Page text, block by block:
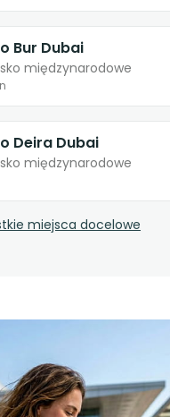
Bur Dubai
międzynarodowe
Deira Dubai
międzynarodowe
miejsca docelowe